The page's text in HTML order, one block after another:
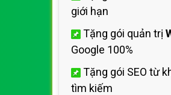
giới hạn
Tặng gói quản trị
Google 100%
Tặng gói SEO từ
tìm kiếm